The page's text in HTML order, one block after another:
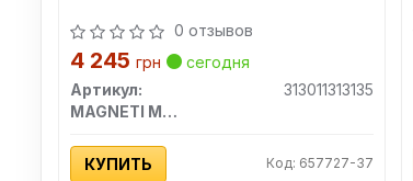
0 отзывов
4 245 грн
сегодня
Артикул:
313011313135
MAGNETI MARELLI
КУПИТЬ Код: 657727-37